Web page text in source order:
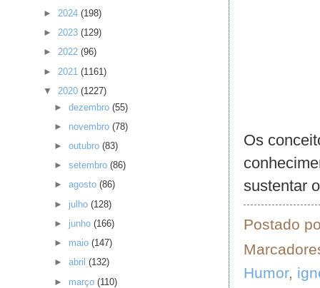
Os
sustentar
Postado
Humor,
► 2024 (198)
► 2023 (129)
► 2022 (96)
► 2021 (1161)
▼ 2020 (1227)
►dezembro(55)
► novembro(78)
►outubro(83)
►setembro(86)
►agosto(86)
► julho(128)
► junho(166)
► maio(147)
►abril(132)
► março(110)